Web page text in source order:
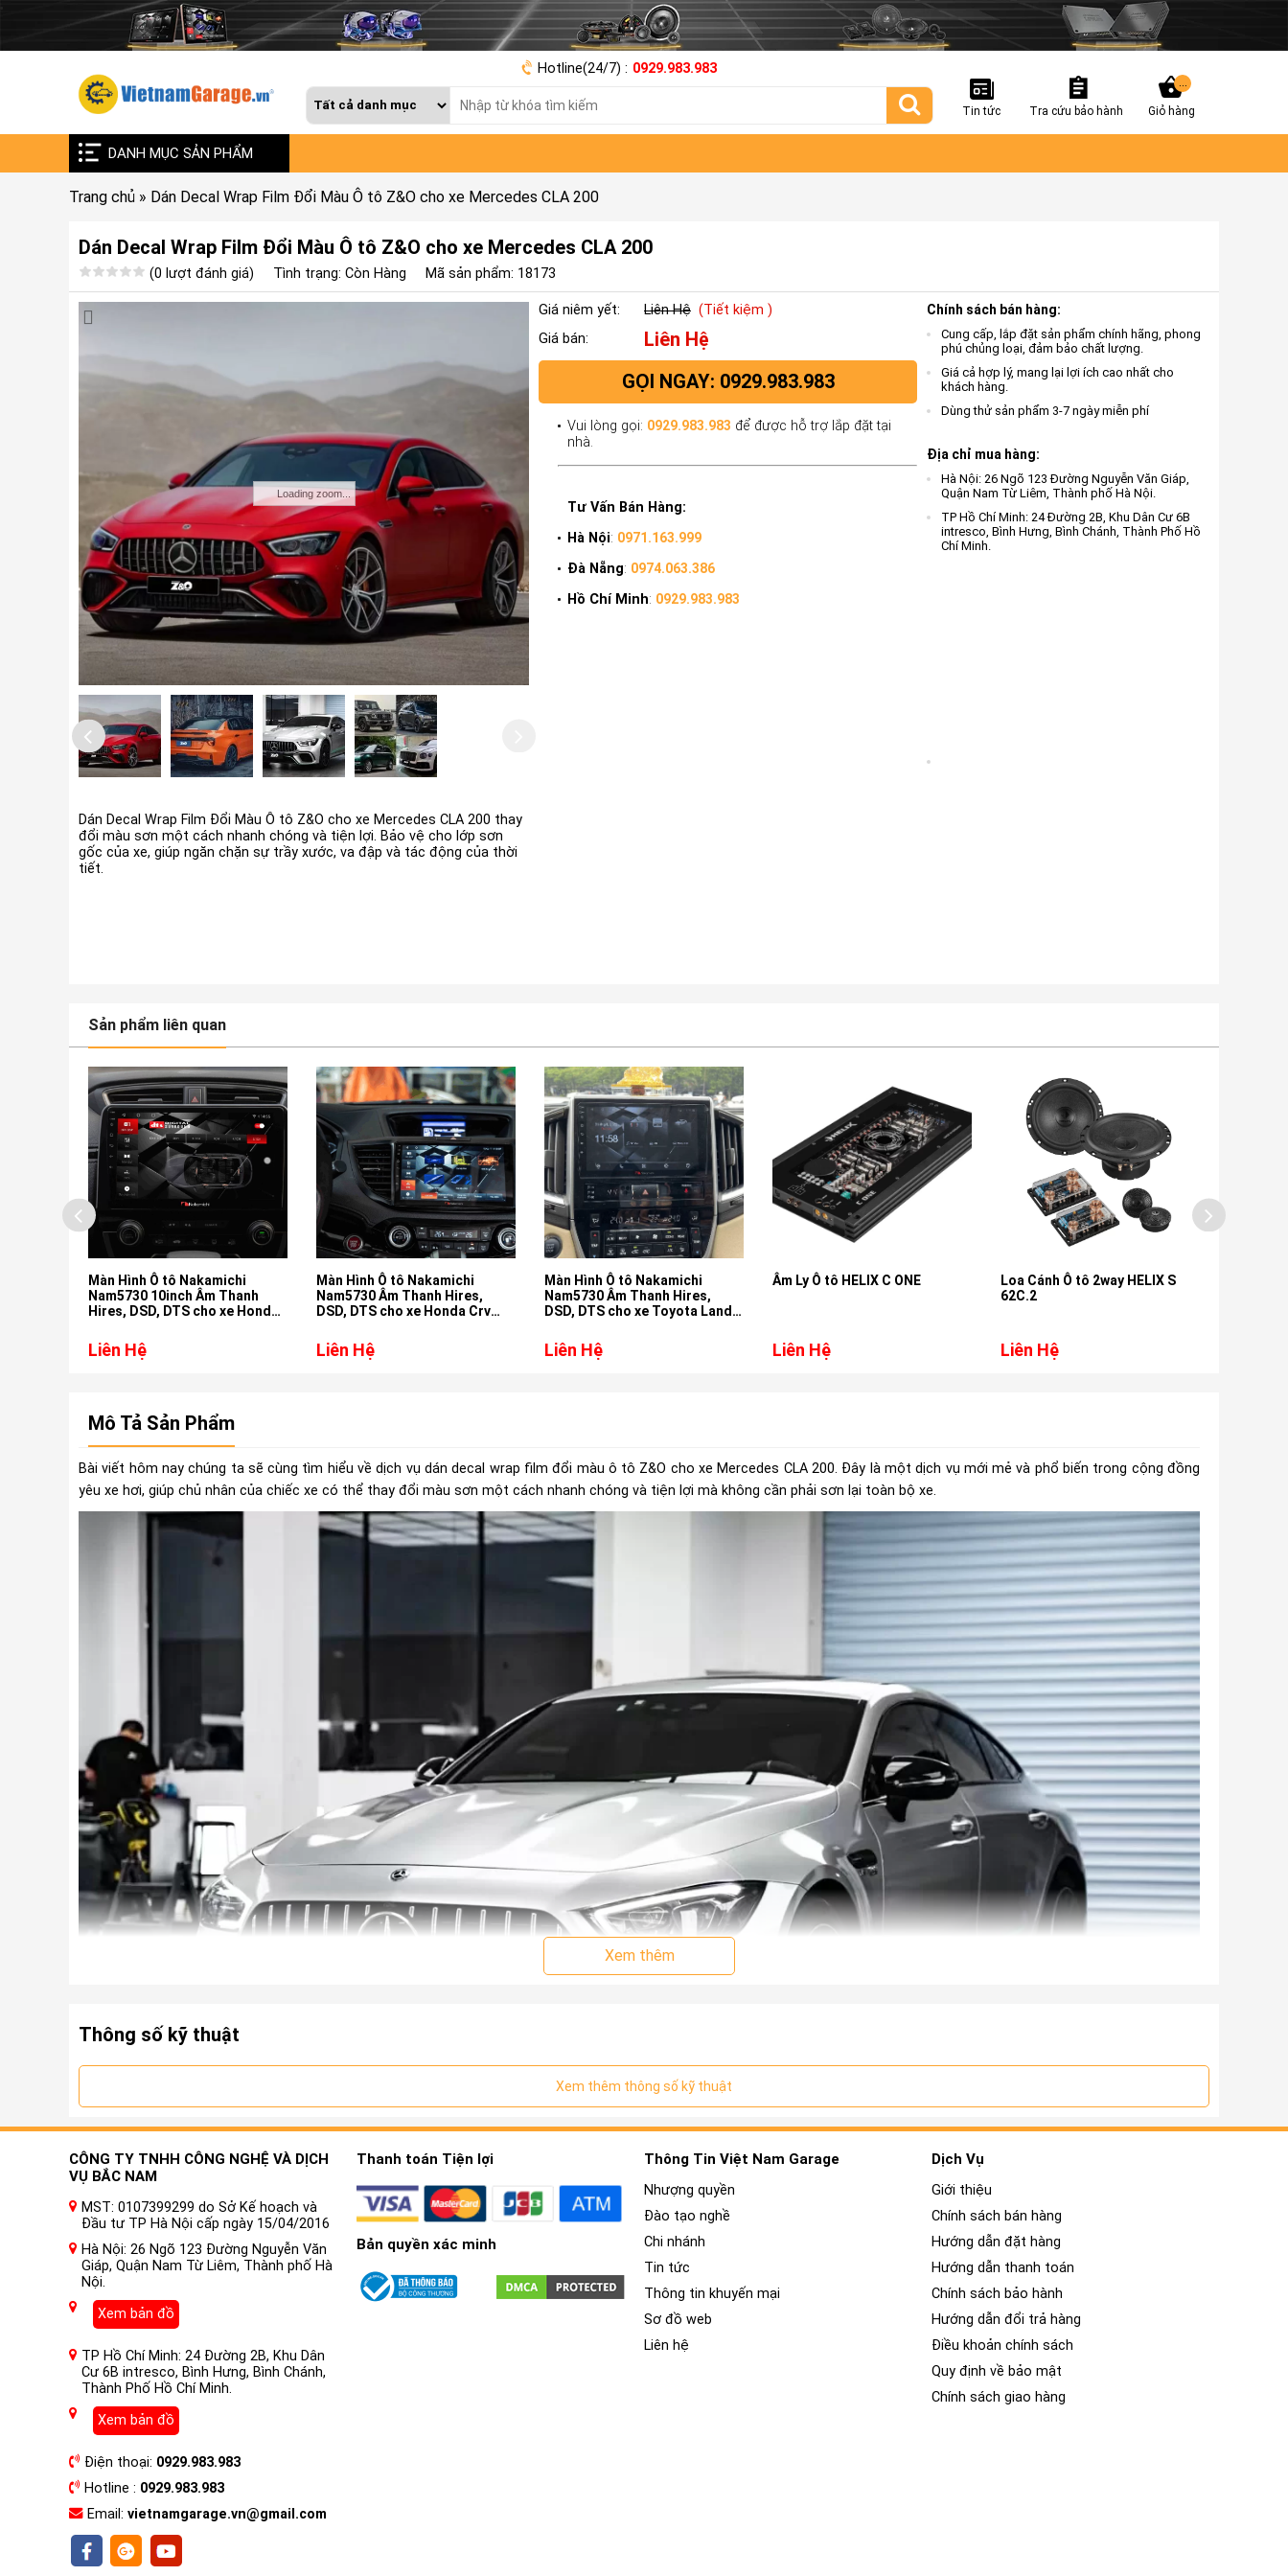
Hotline(24/7) : 0929.983.983
Tin tức Tra cứu bảo hành Giỏ hàng
DANH MỤC SẢN PHẨM
Trang chủ » Dán Decal Wrap Film Đổi Màu Ô tô Z&O cho xe Mercedes CLA 200
Dán Decal Wrap Film Đổi Màu Ô tô Z&O cho xe Mercedes CLA 200
(0 lượt đánh giá) Tình trạng: Còn Hàng Mã sản phẩm: 18173
Loading zoom...
Dán Decal Wrap Film Đổi Màu Ô tô Z&O cho xe Mercedes CLA 200 thay
đổi màu sơn một cách nhanh chóng và tiện lợi. Bảo vệ cho lớp sơn
gốc của xe, giúp ngăn chặn sự trầy xước, va đập và tác động của thời
tiết.
Giá niêm yết: Liên Hệ (Tiết kiệm )
Giá bán:
Liên Hệ
GỌI NGAY: 0929.983.983
Vui lòng gọi: 0929.983.983 để được hỗ trợ lắp đặt tại
nhà.
Tư Vấn Bán Hàng:
Hà Nội: 0971.163.999
Đà Nẵng: 0974.063.386
Hồ Chí Minh: 0929.983.983
Chính sách bán hàng:
Cung cấp, lắp đặt sản phẩm chính hãng, phong
phú chủng loại, đảm bảo chất lượng.
Giá cả hợp lý, mang lại lợi ích cao nhất cho
khách hàng.
Dùng thử sản phẩm 3-7 ngày miễn phí
Địa chỉ mua hàng:
Hà Nội: 26 Ngõ 123 Đường Nguyễn Văn Giáp,
Quận Nam Từ Liêm, Thành phố Hà Nội.
TP Hồ Chí Minh: 24 Đường 2B, Khu Dân Cư 6B
intresco, Bình Hưng, Bình Chánh, Thành Phố Hồ
Chí Minh.
Sản phẩm liên quan
Màn Hình Ô tô Nakamichi
Nam5730 10inch Âm Thanh
Hires, DSD, DTS cho xe Honda
Liên Hệ
Màn Hình Ô tô Nakamichi
Nam5730 Âm Thanh Hires,
DSD, DTS cho xe Honda Crv
Liên Hệ
Màn Hình Ô tô Nakamichi
Nam5730 Âm Thanh Hires,
DSD, DTS cho xe Toyota Land
Liên Hệ
Âm Ly Ô tô HELIX C ONE
Liên Hệ
Loa Cánh Ô tô 2way HELIX S
62C.2
Liên Hệ
Mô Tả Sản Phẩm
Bài viết hôm nay chúng ta sẽ cùng tìm hiểu về dịch vụ dán decal wrap film đổi màu ô tô Z&O cho xe Mercedes CLA 200. Đây là một dịch vụ mới mẻ và phổ biến trong cộng đồng
yêu xe hơi, giúp chủ nhân của chiếc xe có thể thay đổi màu sơn một cách nhanh chóng và tiện lợi mà không cần phải sơn lại toàn bộ xe.
Dán Decal Wrap Film Đổi Màu Ô tô Z&O là gì?
Decal Wrap Film là một loại phim dán có khả năng co dãn, bám dính tốt và có độ bền cao. Khi được sử dụng để dán lên bề mặt ô tô, nó có thể tạo ra hiệu ứng như lớp sơn mới,
giúp thay đổi màu sơn và bảo vệ lớp sơn gốc của chiếc xe. Z&O là một trong những thương hiệu uy tín và chất lượng trong lĩnh vực dán decal wrap film đổi màu ô tô, đảm bảo
mang lại sự hài lòng cho khách hàng.
Xem thêm
Thông số kỹ thuật
Xem thêm thông số kỹ thuật
CÔNG TY TNHH CÔNG NGHỆ VÀ DỊCH
VỤ BẮC NAM
MST: 0107399299 do Sở Kế hoạch và
Đầu tư TP Hà Nội cấp ngày 15/04/2016
Hà Nội: 26 Ngõ 123 Đường Nguyễn Văn
Giáp, Quận Nam Từ Liêm, Thành phố Hà
Nội.
Xem bản đồ
TP Hồ Chí Minh: 24 Đường 2B, Khu Dân
Cư 6B intresco, Bình Hưng, Bình Chánh,
Thành Phố Hồ Chí Minh.
Xem bản đồ
Điện thoại: 0929.983.983
Hotline : 0929.983.983
Email: vietnamgarage.vn@gmail.com
Thanh toán Tiện lợi
Bản quyền xác minh
Thông Tin Việt Nam Garage
Nhượng quyền
Đào tạo nghề
Chi nhánh
Tin tức
Thông tin khuyến mại
Sơ đồ web
Liên hệ
Dịch Vụ
Giới thiệu
Chính sách bán hàng
Hướng dẫn đặt hàng
Hướng dẫn thanh toán
Chính sách bảo hành
Hướng dẫn đổi trả hàng
Điều khoản chính sách
Quy định về bảo mật
Chính sách giao hàng